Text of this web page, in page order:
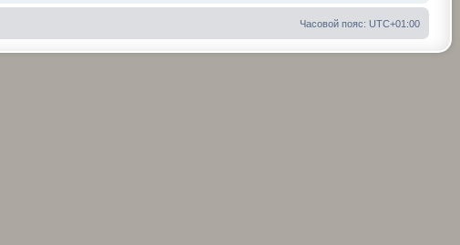
Часовой пояс: UTC+01:00